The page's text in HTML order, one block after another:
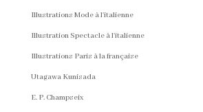
Illustrations Mode à l'italienne
Illustration Spectacle à l'italienne
Illustrations Paris à la française
Utagawa Kunisada
E. P. Champseix